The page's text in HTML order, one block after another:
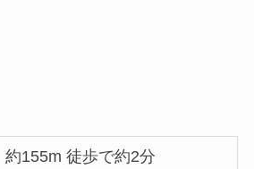
約155m 徒歩で約2分